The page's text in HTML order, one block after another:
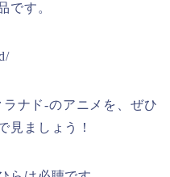
です。
ナド-のアニメを、ぜひ
見ましょう！